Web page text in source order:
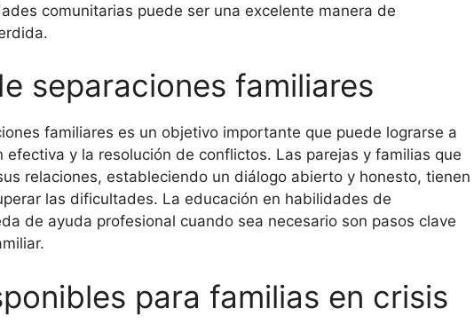
comunitarias puede ser una excelente manera de
separaciones familiares
familiares es un objetivo importante que puede lograrse a
efectiva y la resolución de conflictos. Las parejas y familias que
relaciones, estableciendo un diálogo abierto y honesto, tienen
las dificultades. La educación en habilidades de
de ayuda profesional cuando sea necesario son pasos clave
para familias en crisis